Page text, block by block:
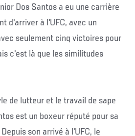
Dos Santos a eu une carrière
d'arriver à l'UFC, avec un
seulement cinq victoires pour
c'est là que les similitudes
de lutteur et le travail de sape
est un boxeur réputé pour sa
son arrivé à l'UFC, le